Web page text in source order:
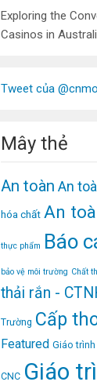
Exploring the
Casinos in
Tweet của
Mây thẻ
An toàn An
hóa chất An
thực phẩm Báo
bảo vệ môi trường Chất
thải rắn -
Trường Cấp
Featured Giáo trình
CNC Giáo